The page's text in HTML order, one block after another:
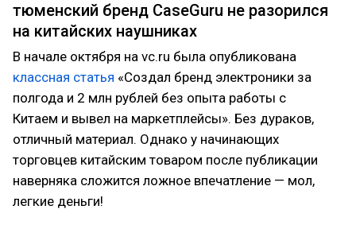
тюменский бренд CaseGuru не разорился
на китайских наушниках
В начале октября на vc.ru была опубликована
классная статья «Создал бренд электроники за
полгода и 2 млн рублей без опыта работы с
Китаем и вывел на маркетплейсы». Без дураков,
отличный материал. Однако у начинающих
торговцев китайским товаром после публикации
наверняка сложится ложное впечатление — мол,
легкие деньги!